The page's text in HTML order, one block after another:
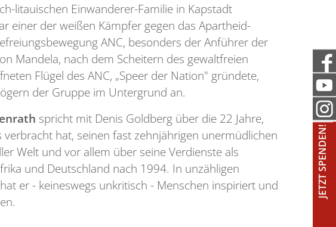
JETZT SPENDEN!
litauischen Einwanderer-Familie in Kapstadt
einer der weißen Kämpfer gegen das Apartheid-
ANC, besonders der Anführer der
Mandela, nach dem Scheitern des gewaltfreien
Flügel des ANC, „Speer der Nation" gründete,
der Gruppe im Untergrund an.
spricht mit Denis Goldberg über die 22 Jahre,
hat, seinen fast zehnjährigen unermüdlichen
Welt und vor allem über seine Verdienste als
und Deutschland nach 1994. In unzähligen
er - keineswegs unkritisch - Menschen inspiriert und